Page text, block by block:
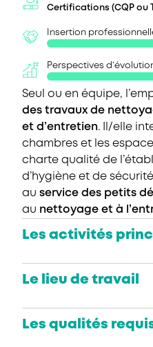
Certifications (CQP ou
Insertion
Perspectives
Seul ou en équipe,
des travaux de
et d’entretien. Il/elle
chambres et les
charte qualité de
d’hygiène et de
au service des petits
au nettoyage et à
Les activités
Le lieu de travail
Les qualités